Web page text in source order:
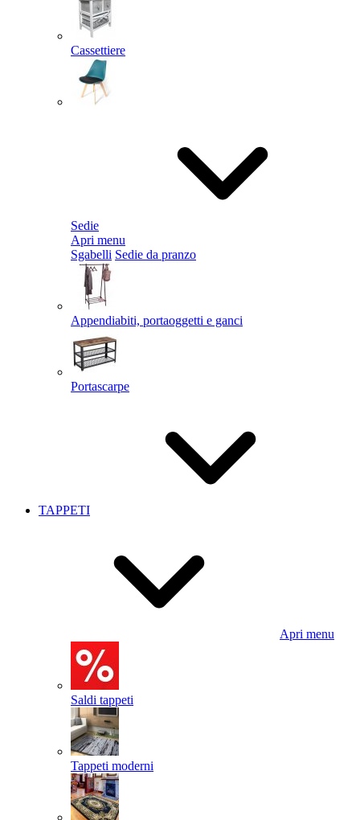
Cassettiere
Sedie
Apri menu
Sgabelli Sedie da pranzo
Appendiabiti, portaoggetti e ganci
Portascarpe
TAPPETI
Apri menu
Saldi tappeti
Tappeti moderni